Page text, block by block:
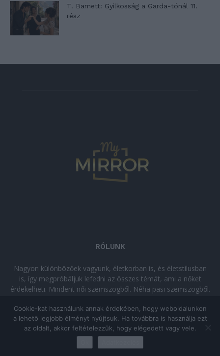
T. Barnett: Gyilkosság a Garda-tónál 11.
rész
RÓLUNK
Nagyon különbözőek vagyunk, életkorban is, és életstílusban
is, így megpróbáljuk lefedni az összes témát, ami a nőket
érdekelheti. Mindent női szemszögből. Néha pasi szemszögből.
kikapcsolódásra vágysz!
© Copyright 2026 - mymirror.huADATKEZELÉSI TÁJÉKOZTATÓ
Impresszum
Cookie-kat használunk annak érdekében, hogy weboldalunkon
a lehető legjobb élményt nyújtsuk. Ha továbbra is használja ezt
az oldalt, akkor feltételezzük, hogy elégedett vagy vele.